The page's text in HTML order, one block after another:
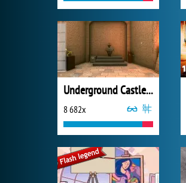
Underground Castle Room Escape
8 682x